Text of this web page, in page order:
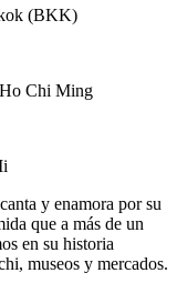
(BKK)
Chi Ming
y enamora por su
que a más de un
en su historia
museos y mercados.